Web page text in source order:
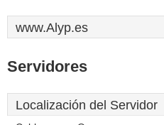
www.Alyp.es
Servidores
Localización del Servidor